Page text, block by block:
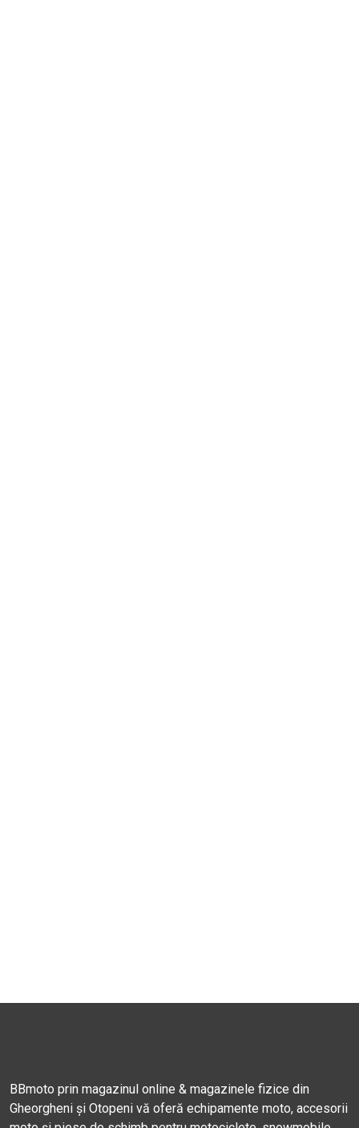
BBmoto prin magazinul online & magazinele fizice din
Gheorgheni și Otopeni vă oferă echipamente moto, accesorii